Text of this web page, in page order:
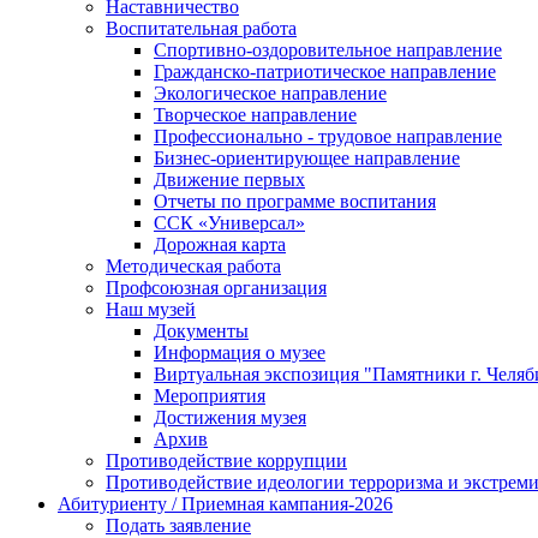
Наставничество
Воспитательная работа
Спортивно-оздоровительное направление
Гражданско-патриотическое направление
Экологическое направление
Творческое направление
Профессионально - трудовое направление
Бизнес-ориентирующее направление
Движение первых
Отчеты по программе воспитания
ССК «Универсал»
Дорожная карта
Методическая работа
Профсоюзная организация
Наш музей
Документы
Информация о музее
Виртуальная экспозиция "Памятники г.
Мероприятия
Достижения музея
Архив
Противодействие коррупции
Противодействие идеологии терроризма и
Абитуриенту / Приемная кампания-2026
Подать заявление